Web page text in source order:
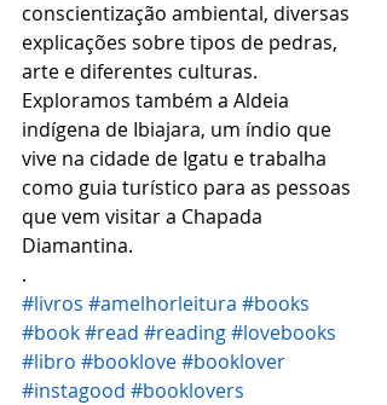
conscientização ambiental, diversas
explicações sobre tipos de pedras,
arte e diferentes culturas.
Exploramos também a Aldeia
indígena de Ibiajara, um índio que
vive na cidade de Igatu e trabalha
como guia turístico para as pessoas
que vem visitar a Chapada
Diamantina.
.
#livros #amelhorleitura #books
#book#read #reading#lovebooks
#libro #booklove#booklover
#instagood #booklovers